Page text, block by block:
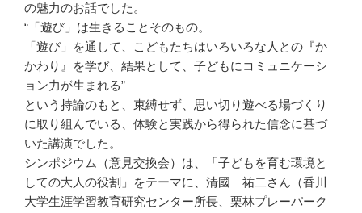
の魅力のお話でした。
“「遊び」は生きることそのもの。
「遊び」を通して、こどもたちはいろいろな人との『か
かわり』を学び、結果として、子どもにコミュニケーシ
ョン力が生まれる”
という持論のもと、束縛せず、思い切り遊べる場づくり
に取り組んでいる、体験と実践から得られた信念に基づ
いた講演でした。
シンポジウム（意見交換会）は、「子どもを育む環境と
しての大人の役割」をテーマに、清國 祐二さん（香川
大学生涯学習教育研究センター所長、栗林プレーパーク